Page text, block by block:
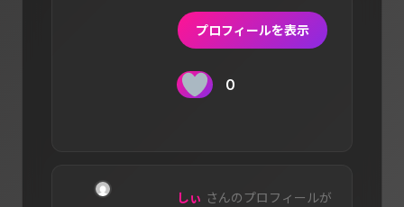
プロフィールを表示
0
しぃ さんのプロフィールが